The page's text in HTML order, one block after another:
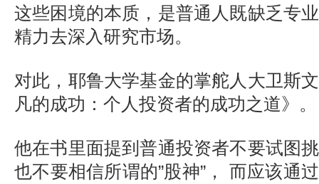
这些困境的本质，是普通人既缺乏专
精力去深入研究市场。
对此，耶鲁大学基金的掌舵人大卫斯
凡的成功：个人投资者的成功之道》。
他在书里面提到普通投资者不要试图
也不要相信所谓的”股神”， 而应该通